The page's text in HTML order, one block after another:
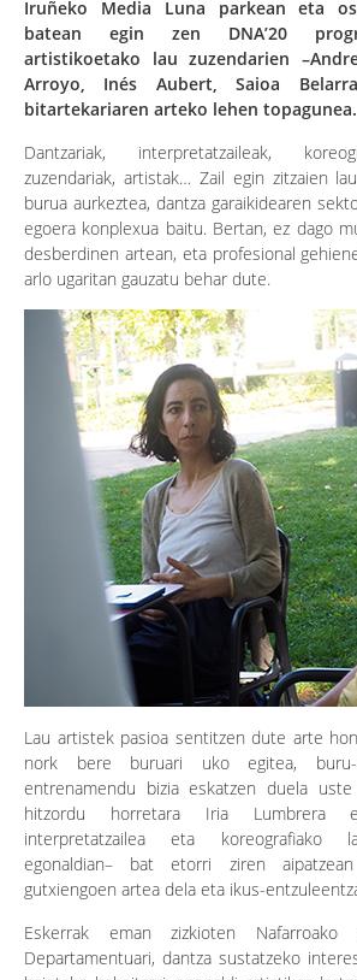
Iruñeko Media Luna parkean eta
batean egin zen DNA’20
artistikoetako lau zuzendarien
Arroyo, Inés Aubert, Saioa
bitartekariaren arteko lehen topagunea.
Dantzariak, interpretatzaileak,
zuzendariak, artistak… Zail egin zitzaien
burua aurkeztea, dantza garaikidearen
egoera konplexua baitu. Bertan, ez dago
desberdinen artean, eta profesional
arlo ugaritan gauzatu behar dute.
Lau artistek pasioa sentitzen dute arte
nork bere buruari uko egitea,
entrenamendu bizia eskatzen duela
hitzordu horretara Iria Lumbrera
interpretatzailea eta koreografiako
egonaldian– bat etorri ziren
gutxiengoen artea dela eta ikus-
Eskerrak eman zizkioten Nafarroako
Departamentuari, dantza sustatzeko